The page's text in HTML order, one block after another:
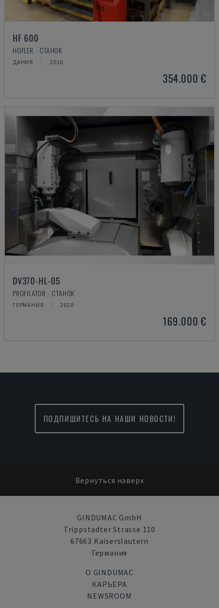
HF 600
HOFLER - СТАНОК
ДАНИЯ 2010
354.000 €
DV370-HL-05
PROFILATOR - СТАНОК
ГЕРМАНИЯ 2020
169.000 €
ПОДПИШИТЕСЬ НА НАШИ НОВОСТИ!
Вернуться наверх
GINDUMAC GmbH
Trippstadter Strasse 110
67663 Kaiserslautern
Германия
О GINDUMAC
КАРЬЕРА
NEWSROOM